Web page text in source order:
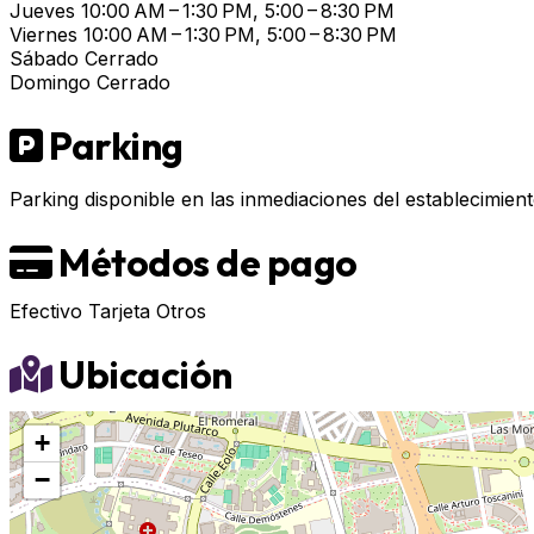
Jueves 10:00 AM – 1:30 PM, 5:00 – 8:30 PM
Viernes 10:00 AM – 1:30 PM, 5:00 – 8:30 PM
Sábado Cerrado
Domingo Cerrado
Parking
Parking disponible en las inmediaciones del
Métodos de pago
Efectivo Tarjeta Otros
Ubicación
+
−